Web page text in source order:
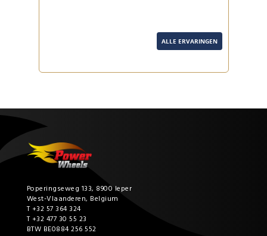
ALLE ERVARINGEN
Poperingseweg 133, 8900 Ieper
West-Vlaanderen, Belgium
T +32 57 364 324
T +32 477 30 55 23
BTW BE0884 256 552